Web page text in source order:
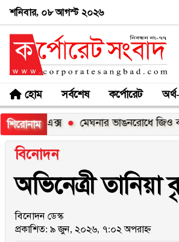
শনিবার, ০৮ আগস্ট ২০২৬
হোম সর্বশেষ কর্পোরেট
শিরোনামমেঘনার ভাঙনরোধে জিও ব্যাগ
বিনোদন
অভিনেত্রী
বিনোদন ডেস্ক
প্রকাশিত: ৯ জুন, ২০২৬, ৭:০২ অপরাহ্ন